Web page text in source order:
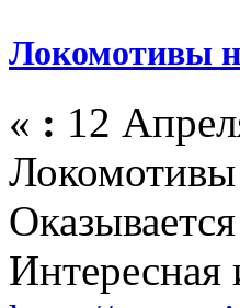
Локомотивы
« : 12
Локомотивы